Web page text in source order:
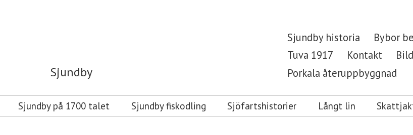
Sjundby
Sjundby historia Bybor
Tuva 1917
Kontakt
Porkala återuppbyggnad
Sjundby på 1700 talet Sjundby fiskodling Sjöfartshistorier Långt lin